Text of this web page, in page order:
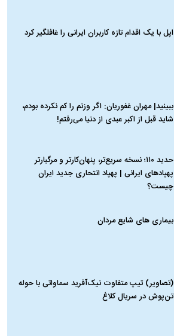
اپل با یک اقدام تازه کاربران ایرانی را غافلگیر کرد
ببینید| مهران غفوریان: اگر وزنم را کم نکرده بودم،
شاید قبل از اکبر عبدی از دنیا می‌رفتم!
حدید ۱۱۰؛ نسخه سریع‌تر، پنهان‌کارتر و مرگبارتر
پهپادهای ایرانی | پهپاد انتحاری جدید ایران
چیست؟
بیماری‌ های شایع مردان
(تصاویر) تیپ متفاوت نیک‌آفرید سماواتی با حوله
تن‌پوش در سریال کلاغ